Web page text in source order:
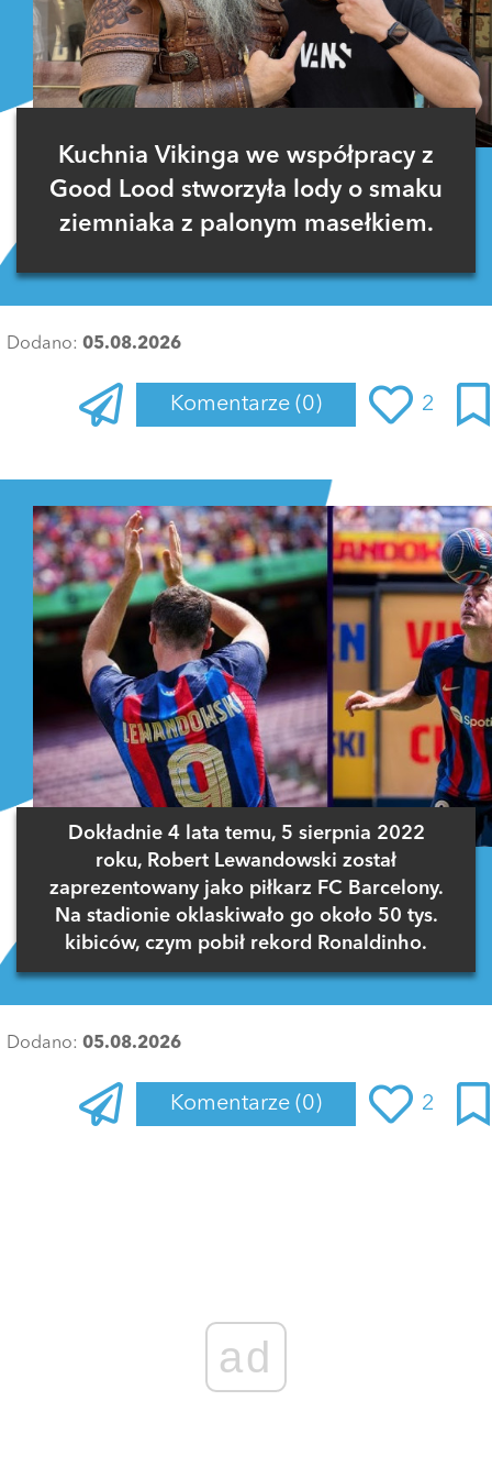
Kuchnia Vikinga we współpracy z
Good Lood stworzyła lody o smaku
ziemniaka z palonym masełkiem.
Dodano: 05.08.2026
Komentarze (0) 2
Dokładnie 4 lata temu, 5 sierpnia 2022
roku, Robert Lewandowski został
zaprezentowany jako piłkarz FC Barcelony.
Na stadionie oklaskiwało go około 50 tys.
kibiców, czym pobił rekord Ronaldinho.
Dodano: 05.08.2026
Komentarze (0) 2
ad